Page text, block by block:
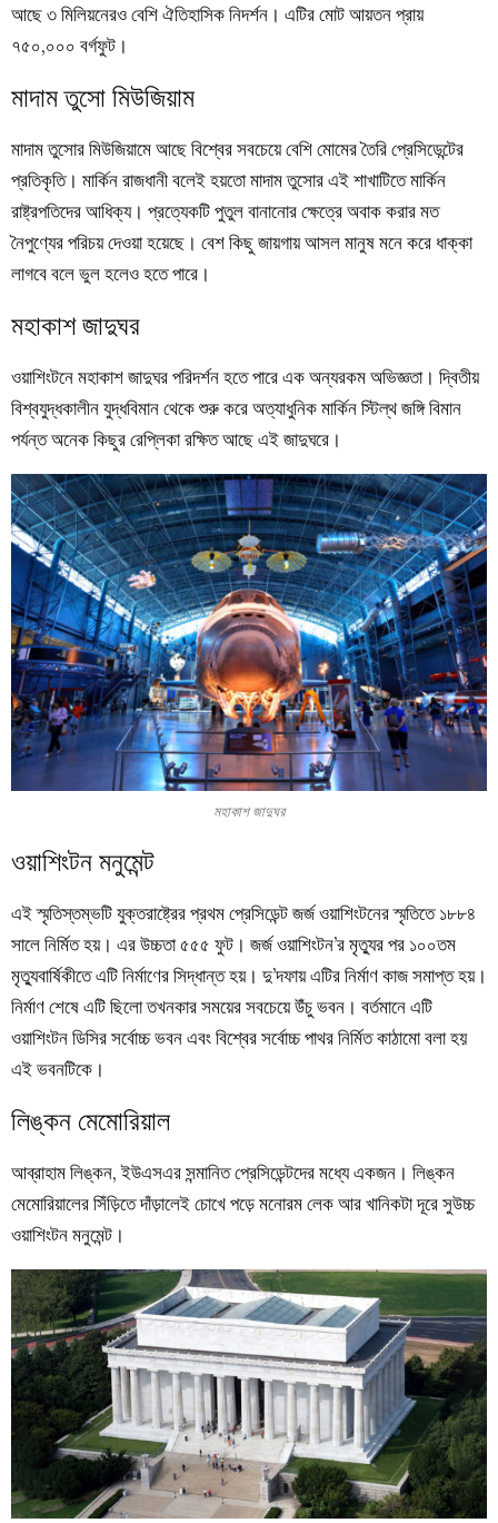
আছে ৩ মিলিয়নেরও বেশি ঐতিহাসিক নিদর্শন। এটির মোট আয়তন প্রায়
৭৫০,০০০ বর্গফুট।
মাদাম তুসো মিউজিয়াম
মাদাম তুসোর মিউজিয়ামে আছে বিশ্বের সবচেয়ে বেশি মোমের তৈরি প্রেসিডেন্টের
প্রতিকৃতি। মার্কিন রাজধানী বলেই হয়তো মাদাম তুসোর এই শাখাটিতে মার্কিন
রাষ্ট্রপতিদের আধিক্য। প্রত্যেকটি পুতুল বানানোর ক্ষেত্রে অবাক করার মত
নৈপুণ্যের পরিচয় দেওয়া হয়েছে। বেশ কিছু জায়গায় আসল মানুষ মনে করে ধাক্কা
লাগবে বলে ভুল হলেও হতে পারে।
মহাকাশ জাদুঘর
ওয়াশিংটনে মহাকাশ জাদুঘর পরিদর্শন হতে পারে এক অন্যরকম অভিজ্ঞতা। দ্বিতীয়
বিশ্বযুদ্ধকালীন যুদ্ধবিমান থেকে শুরু করে অত্যাধুনিক মার্কিন স্টিল্থ জঙ্গি বিমান
পর্যন্ত অনেক কিছুর রেপ্লিকা রক্ষিত আছে এই জাদুঘরে।
মহাকাশ জাদুঘর
ওয়াশিংটন মনুমেন্ট
এই স্মৃতিস্তম্ভটি যুক্তরাষ্ট্রের প্রথম প্রেসিডেন্ট জর্জ ওয়াশিংটনের স্মৃতিতে ১৮৮৪
সালে নির্মিত হয়। এর উচ্চতা ৫৫৫ ফুট। জর্জ ওয়াশিংটন’র মৃত্যুর পর ১০০তম
মৃত্যুবার্ষিকীতে এটি নির্মাণের সিদ্ধান্ত হয়। দু’দফায় এটির নির্মাণ কাজ সমাপ্ত হয়।
নির্মাণ শেষে এটি ছিলো তখনকার সময়ের সবচেয়ে উঁচু ভবন। বর্তমানে এটি
ওয়াশিংটন ডিসির সর্বোচ্চ ভবন এবং বিশ্বের সর্বোচ্চ পাথর নির্মিত কাঠামো বলা হয়
এই ভবনটিকে।
লিঙ্কন মেমোরিয়াল
আব্রাহাম লিঙ্কন, ইউএসএর সন্মানিত প্রেসিডেন্টদের মধ্যে একজন। লিঙ্কন
মেমোরিয়ালের সিঁড়িতে দাঁড়ালেই চোখে পড়ে মনোরম লেক আর খানিকটা দূরে সুউচ্চ
ওয়াশিংটন মনুমেন্ট।